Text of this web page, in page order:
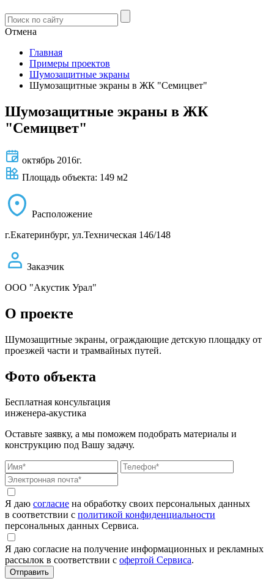
Отмена
Главная
Примеры проектов
Шумозащитные экраны
Шумозащитные экраны в ЖК "Семицвет"
Шумозащитные экраны в ЖК
"Семицвет"
октябрь 2016г.
Площадь объекта: 149 м2
Расположение
г.Екатеринбург, ул.Техническая 146/148
Заказчик
ООО "Акустик Урал"
О проекте
Шумозащитные экраны, ограждающие детскую площадку от
проезжей части и трамвайных путей.
Фото объекта
Бесплатная консультация
инженера-акустика
Оставьте заявку, а мы поможем подобрать материалы и
конструкцию под Вашу задачу.
Я даю согласие на обработку своих персональных данных
в соответствии с политикой конфиденциальности
персональных данных Сервиса.
Я даю согласие на получение информационных и рекламных
рассылок в соответствии с офертой Сервиса.